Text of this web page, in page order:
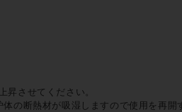
昇させてください。
の断熱材が吸湿しますので使用を再開